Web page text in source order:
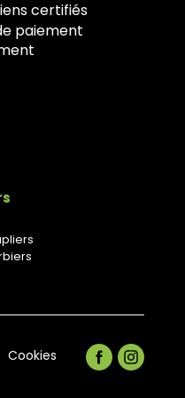
certifiés
paiement
Cookies